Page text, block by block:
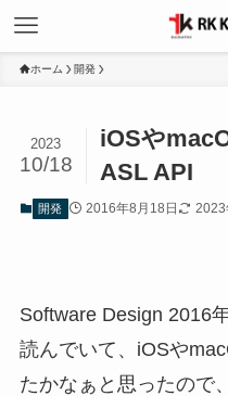
ホーム 開発
iOSや
ASL API
2023
10/18
開発 2016年8月18日 2023
Software Design 2016
読んでいて、iOSや
たかなぁと思ったので